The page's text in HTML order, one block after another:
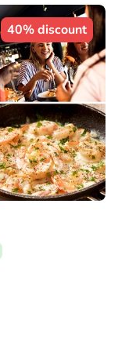
40% discount